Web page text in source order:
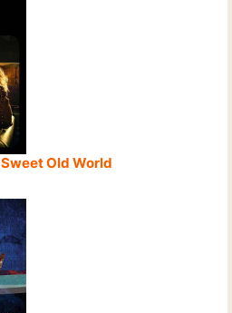
Old World